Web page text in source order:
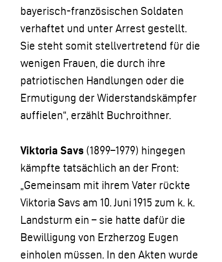
bayerisch-französischen Soldaten
verhaftet und unter Arrest gestellt.
Sie steht somit stellvertretend für die
wenigen Frauen, die durch ihre
patriotischen Handlungen oder die
Ermutigung der Widerstandskämpfer
auffielen“, erzählt Buchroithner.
Viktoria Savs (1899–1979) hingegen
kämpfte tatsächlich an der Front:
„Gemeinsam mit ihrem Vater rückte
Viktoria Savs am 10. Juni 1915 zum k. k.
Landsturm ein – sie hatte dafür die
Bewilligung von Erzherzog Eugen
einholen müssen. In den Akten wurde